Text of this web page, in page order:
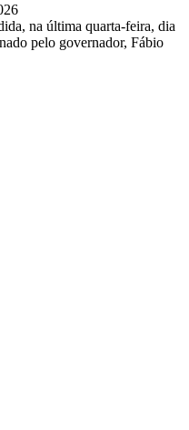
na última quarta-feira, dia
pelo governador, Fábio